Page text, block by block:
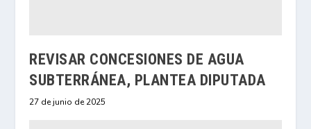
REVISAR CONCESIONES DE AGUA
SUBTERRÁNEA, PLANTEA DIPUTADA
27 de junio de 2025